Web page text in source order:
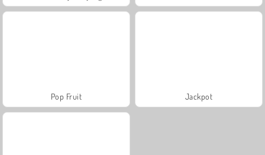
Pop Fruit Jackpot